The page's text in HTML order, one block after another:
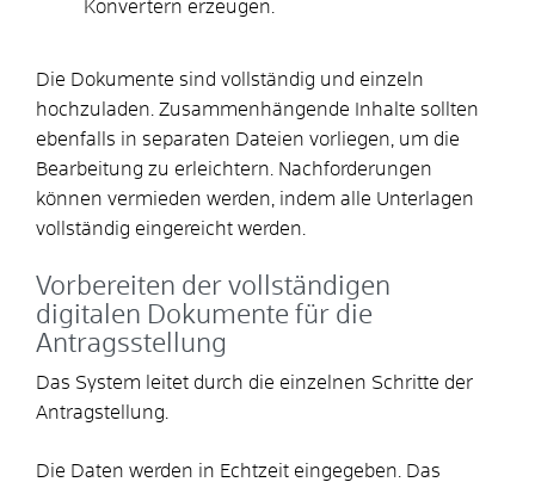
Konvertern erzeugen.
Die Dokumente sind vollständig und einzeln
hochzuladen. Zusammenhängende Inhalte sollten
ebenfalls in separaten Dateien vorliegen, um die
Bearbeitung zu erleichtern. Nachforderungen
können vermieden werden, indem alle Unterlagen
vollständig eingereicht werden.
Vorbereiten der vollständigen
digitalen Dokumente für die
Antragsstellung
Das System leitet durch die einzelnen Schritte der
Antragstellung.
Die Daten werden in Echtzeit eingegeben. Das